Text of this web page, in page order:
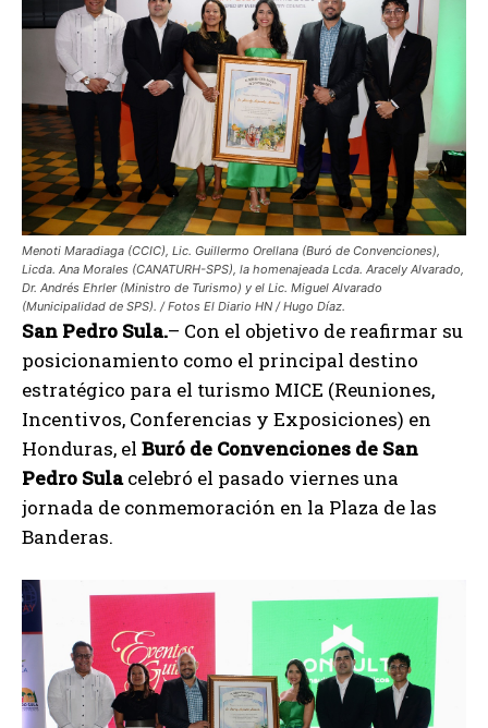
Menoti Maradiaga (CCIC), Lic. Guillermo Orellana (Buró de Convenciones),
Licda. Ana Morales (CANATURH-SPS), la homenajeada Lcda. Aracely Alvarado,
Dr. Andrés Ehrler (Ministro de Turismo) y el Lic. Miguel Alvarado
(Municipalidad de SPS). / Fotos El Diario HN / Hugo Díaz.
San Pedro Sula.– Con el objetivo de reafirmar su
posicionamiento como el principal destino
estratégico para el turismo MICE (Reuniones,
Incentivos, Conferencias y Exposiciones) en
Honduras, el Buró de Convenciones de San
Pedro Sulacelebró el pasado viernes una
jornada de conmemoración en la Plaza de las
Banderas.